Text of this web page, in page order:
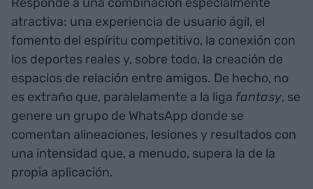
atractiva: una experiencia de usuario ágil, el
fomento del espíritu competitivo, la conexión con
los deportes reales y, sobre todo, la creación de
espacios de relación entre amigos. De hecho, no
es extraño que, paralelamente a la liga fantasy, se
genere un grupo de WhatsApp donde se
comentan alineaciones, lesiones y resultados con
una intensidad que, a menudo, supera la de la
propia aplicación.